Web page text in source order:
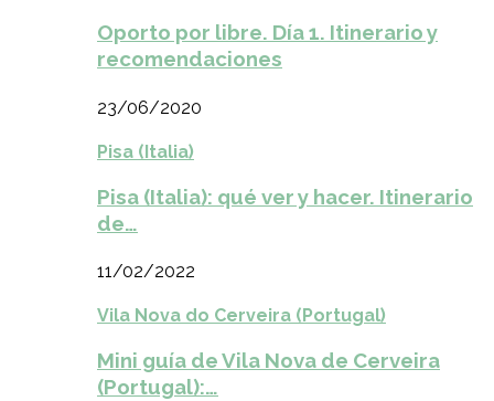
Oporto por libre. Día 1. Itinerario y
recomendaciones
23/06/2020
Pisa (Italia)
Pisa (Italia): qué ver y hacer. Itinerario
de…
11/02/2022
Vila Nova do Cerveira (Portugal)
Mini guía de Vila Nova de Cerveira
(Portugal):…